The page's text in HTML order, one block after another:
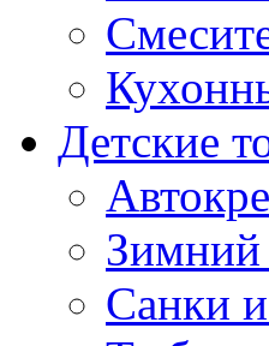
Детские
Зимний
Санки